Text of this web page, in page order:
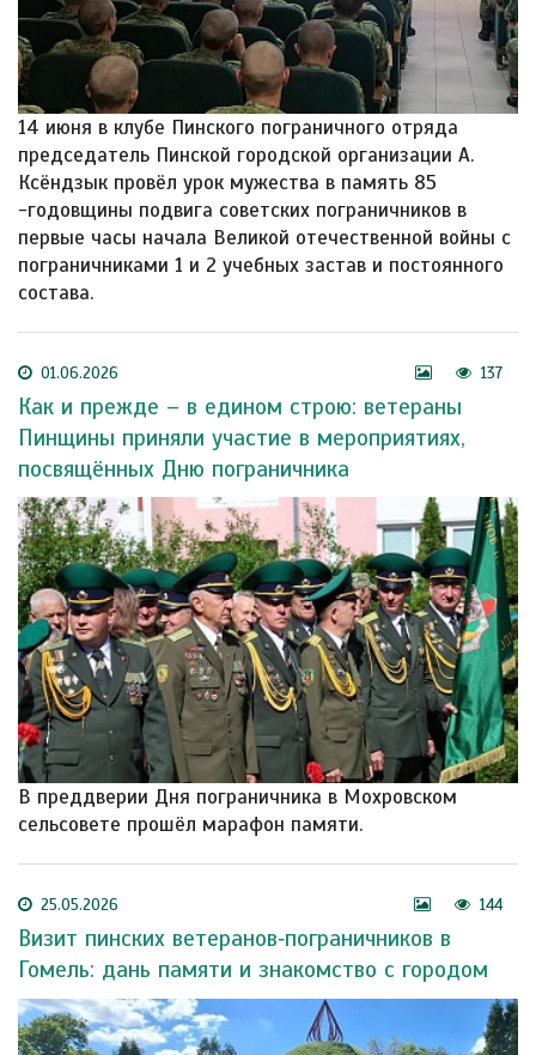
14 июня в клубе Пинского пограничного отряда
председатель Пинской городской организации А.
Ксёндзык провёл урок мужества в память 85
-годовщины подвига советских пограничников в
первые часы начала Великой отечественной войны с
пограничниками 1 и 2 учебных застав и постоянного
состава.
01.06.2026 137
Как и прежде – в едином строю: ветераны
Пинщины приняли участие в мероприятиях,
посвящённых Дню пограничника
В преддверии Дня пограничника в Мохровском
сельсовете прошёл марафон памяти.
25.05.2026 144
Визит пинских ветеранов‑пограничников в
Гомель: дань памяти и знакомство с городом